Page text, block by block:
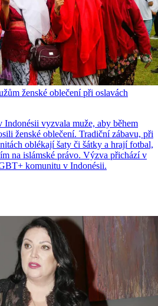
ženské oblečení při oslavách
Indonésii vyzvala muže, aby během
ženské oblečení. Tradiční zábavu, při
oblékají šaty či šátky a hrají fotbal,
na islámské právo. Výzva přichází v
komunitu v Indonésii.